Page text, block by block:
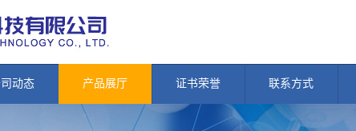
动态 产品展厅 证书荣誉 联系方式